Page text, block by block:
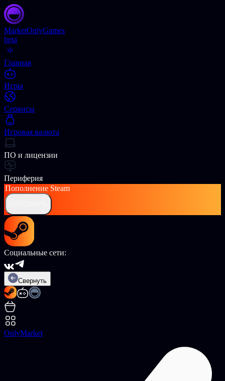
MarketOnlyGames
beta
Главная
Игры
Сервисы
Игровая валюта
ПО и лицензии
Периферия
Пополнение Steam
Социальные сети:
Свернуть
OnlyMarket